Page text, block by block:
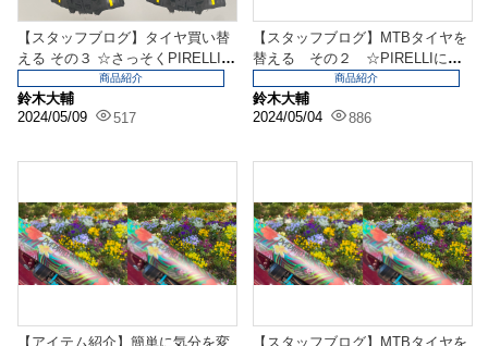
【スタッフブログ】タイヤ買い替
える その３ ☆さっそくPIRELLIの
鈴木大輔
2024/05/09
517
商品紹介
【スタッフブログ】MTBタイヤを
替える その２ ☆PIRELLIに決
鈴木大輔
2024/05/04
886
商品紹介
【アイテム紹介】簡単に気分を変
【スタッフブログ】MTBタイヤを